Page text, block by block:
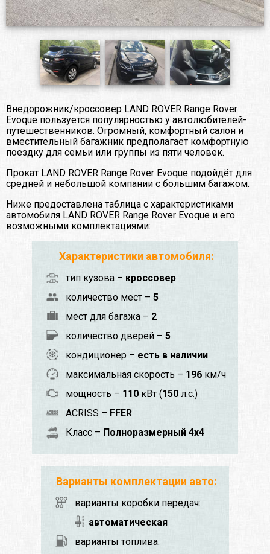
Внедорожник/кроссовер LAND ROVER Range Rover
Evoque пользуется популярностью у автолюбителей-
путешественников. Огромный, комфортный салон и
вместительный багажник предполагает комфортную
поездку для семьи или группы из пяти человек.
Прокат LAND ROVER Range Rover Evoque подойдёт для
средней и небольшой компании с большим багажом.
Ниже предоставлена таблица с характеристиками
автомобиля LAND ROVER Range Rover Evoque и его
возможными комплектациями:
Характеристики автомобиля:
тип кузова – кроссовер
количество мест – 5
мест для багажа – 2
количество дверей – 5
кондиционер – есть в наличии
максимальная скорость – 196 км/ч
мощность – 110 кВт (150 л.с.)
ACRISS – FFER
Класс – Полноразмерный 4x4
Варианты комплектации авто:
варианты коробки передач:
автоматическая
варианты топлива: